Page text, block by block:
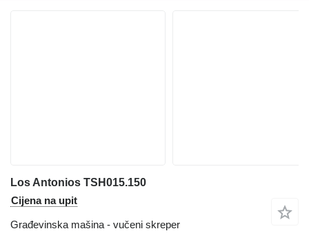
Los Antonios TSH015.150
Cijena na upit
Građevinska mašina - vučeni skreper